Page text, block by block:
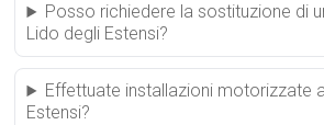
Posso richiedere la sostituzione di
Lido degli Estensi?
Effettuate installazioni motorizzate
Estensi?